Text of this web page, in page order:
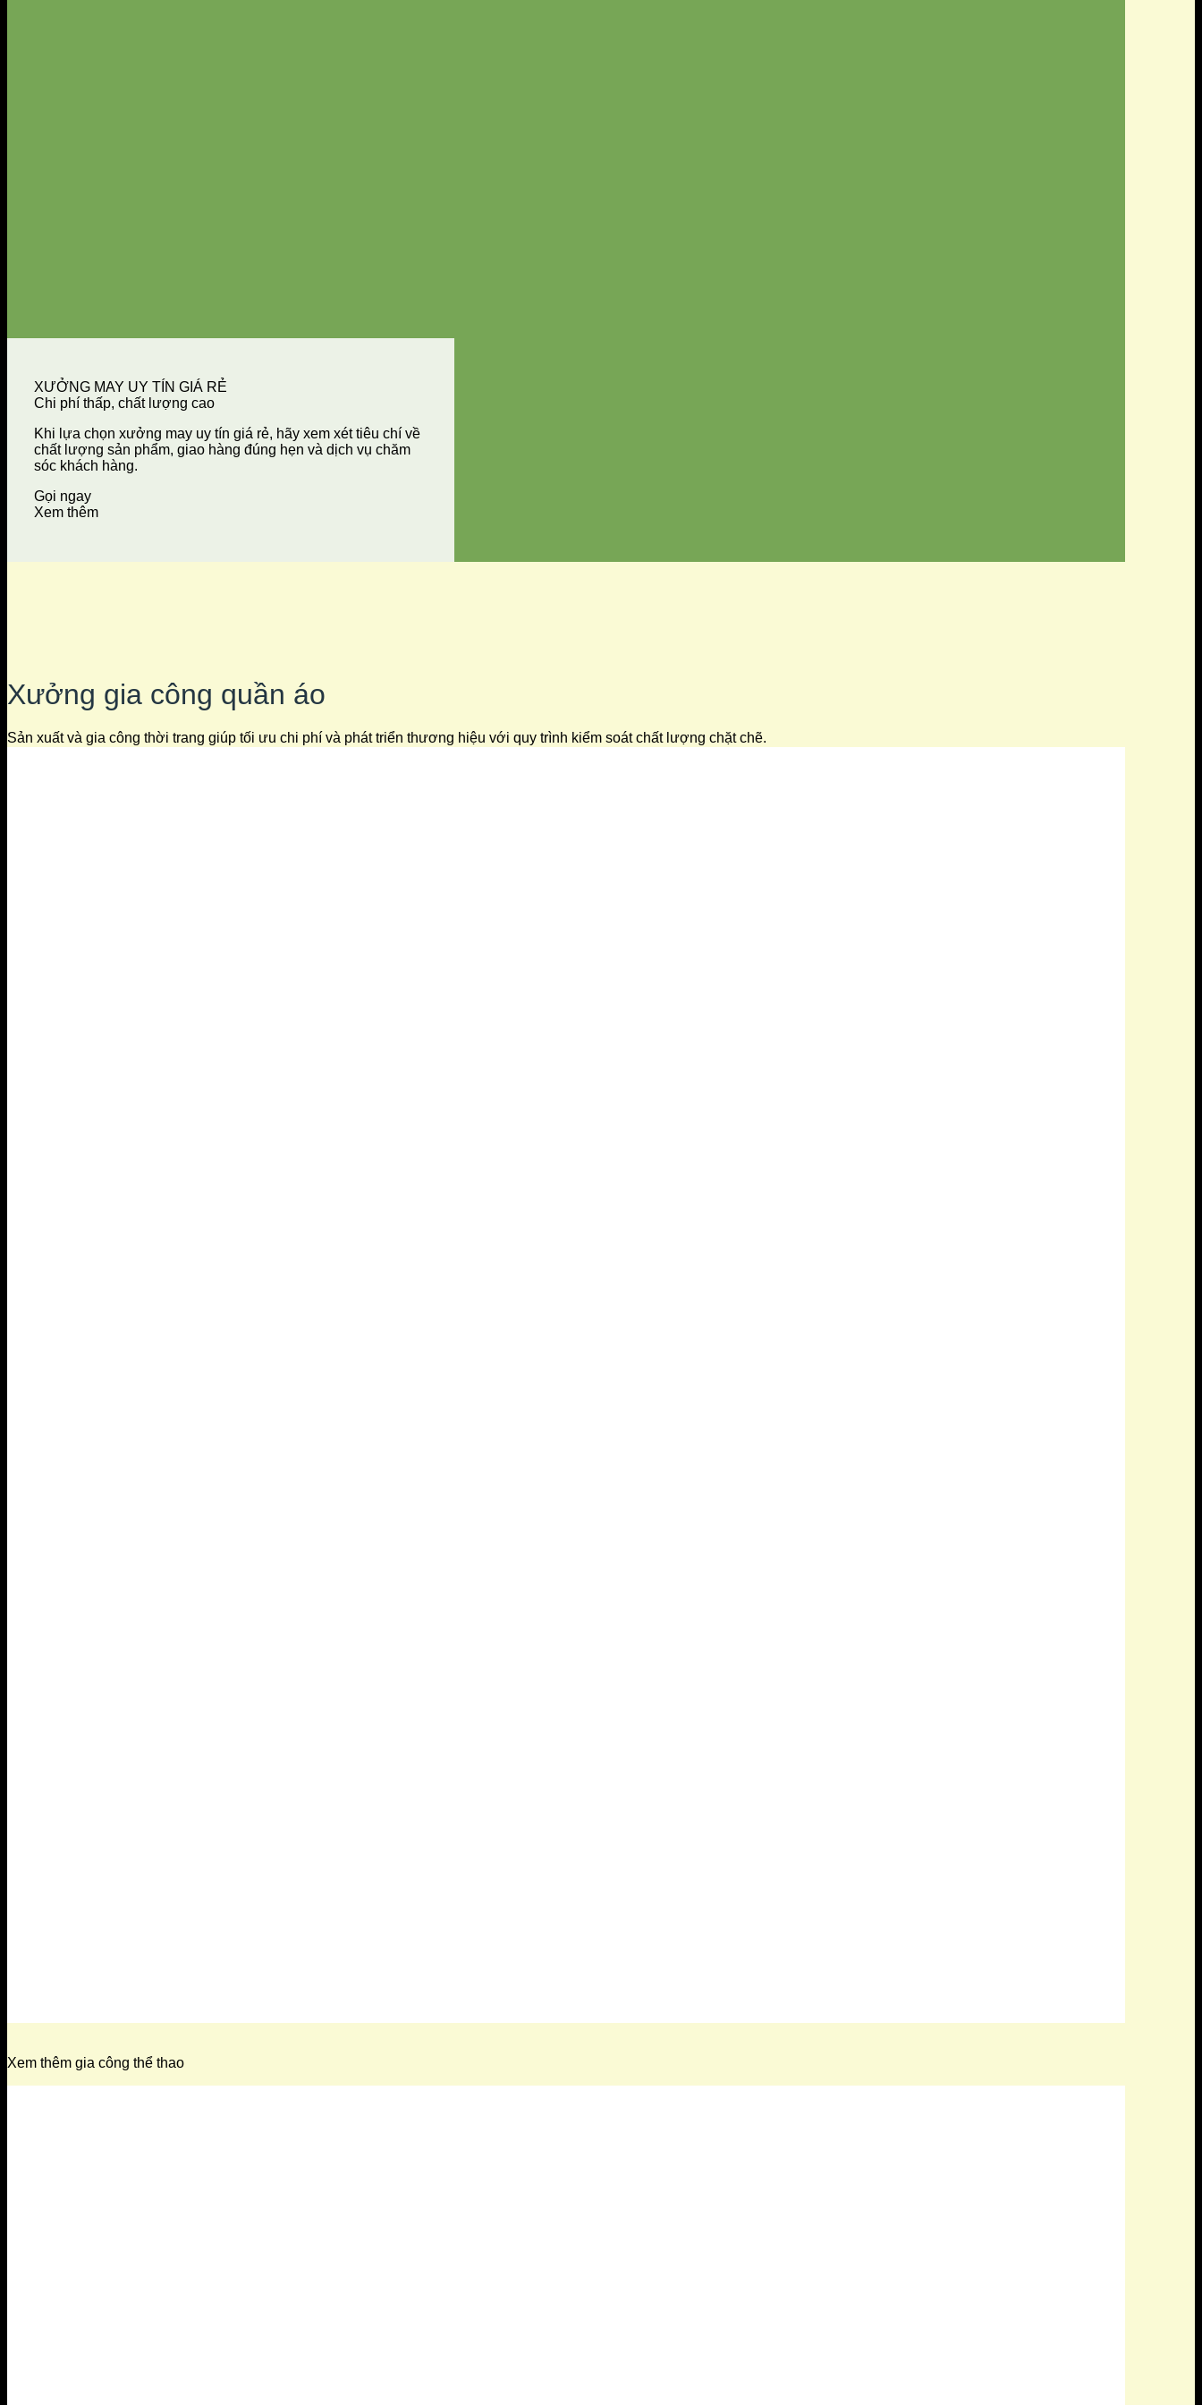
XƯỞNG MAY UY TÍN GIÁ RẺ
Chi phí thấp, chất lượng cao
Khi lựa chọn xưởng may uy tín giá rẻ, hãy xem xét tiêu chí về
chất lượng sản phẩm, giao hàng đúng hẹn và dịch vụ chăm
sóc khách hàng.
Gọi ngay
Xem thêm
Xưởng gia công quần áo
Sản xuất và gia công thời trang giúp tối ưu chi phí và phát triển thương hiệu với quy trình kiểm soát chất lượng chặt chẽ.
Xem thêm gia công thể thao